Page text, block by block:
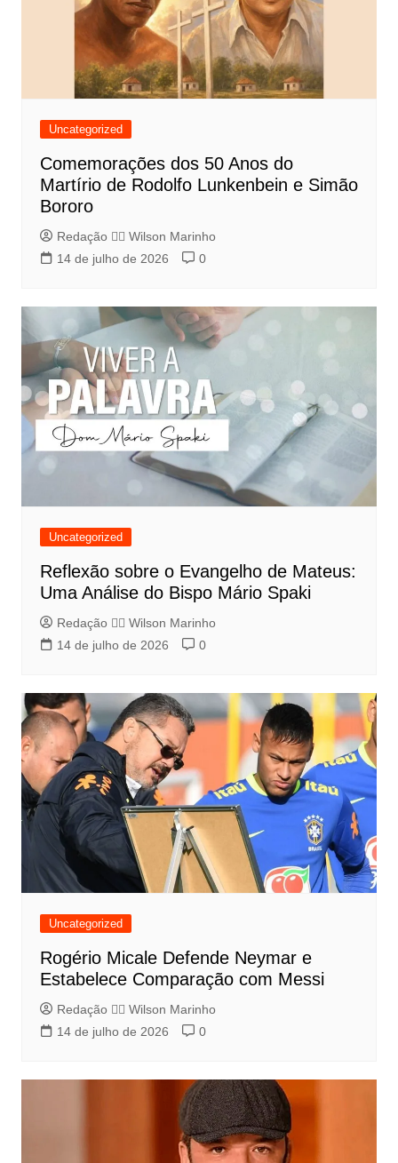
Uncategorized
Comemorações dos 50 Anos do
Martírio de Rodolfo Lunkenbein e Simão
Bororo
Redação 👨‍⚖️​ Wilson Marinho
14 de julho de 2026
0
Uncategorized
Reflexão sobre o Evangelho de Mateus:
Uma Análise do Bispo Mário Spaki
Redação 👨‍⚖️​ Wilson Marinho
14 de julho de 2026
0
Uncategorized
Rogério Micale Defende Neymar e
Estabelece Comparação com Messi
Redação 👨‍⚖️​ Wilson Marinho
14 de julho de 2026
0